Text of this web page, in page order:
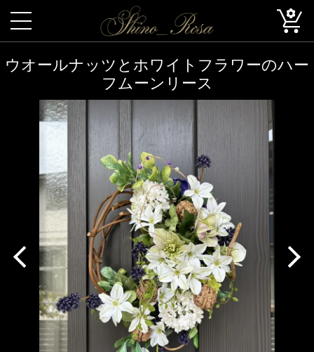
ウオールナッツとホワイトフラワーのハー
フムーンリース